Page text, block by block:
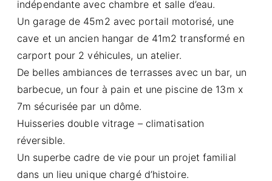
indépendante avec chambre et salle d’eau.
Un garage de 45m2 avec portail motorisé, une
cave et un ancien hangar de 41m2 transformé en
carport pour 2 véhicules, un atelier.
De belles ambiances de terrasses avec un bar, un
barbecue, un four à pain et une piscine de 13m x
7m sécurisée par un dôme.
Huisseries double vitrage – climatisation
réversible.
Un superbe cadre de vie pour un projet familial
dans un lieu unique chargé d’histoire.